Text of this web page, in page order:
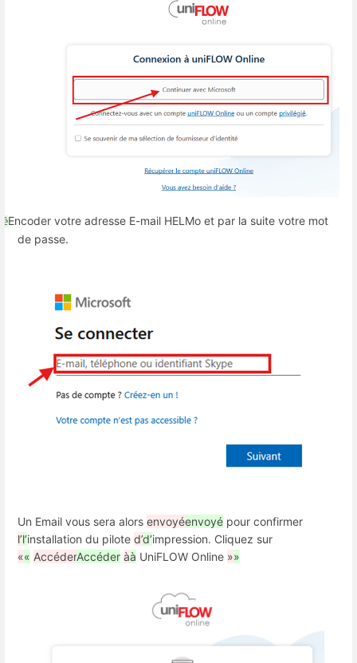
èEncoder votre adresse E-mail HELMo et par la suite votre mot
de passe.
Un Email vous sera alors envoyéenvoyé pour confirmer
l’l’installation du pilote d’d’impression. Cliquez sur
«« AccéderAccéder àà UniFLOW Online »»